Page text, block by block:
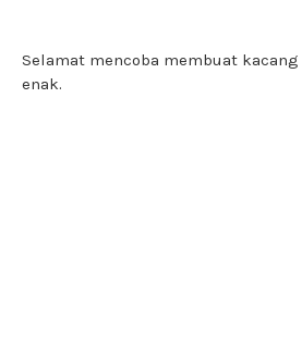
Selamat mencoba membuat
enak.